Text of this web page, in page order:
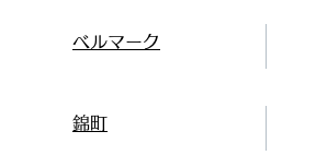
ベルマーク
錦町